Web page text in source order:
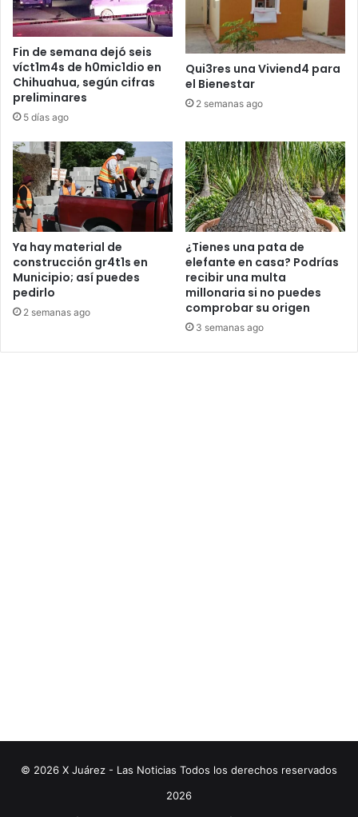
Fin de semana dejó seis
víct1m4s de h0mic1dio en
Chihuahua, según cifras
preliminares
5 días ago
Qui3res una Viviend4 para
el Bienestar
2 semanas ago
Ya hay material de
construcción gr4t1s en
Municipio; así puedes
pedirlo
2 semanas ago
¿Tienes una pata de
elefante en casa? Podrías
recibir una multa
millonaria si no puedes
comprobar su origen
3 semanas ago
© 2026 X Juárez - Las Noticias Todos los derechos reservados
2026